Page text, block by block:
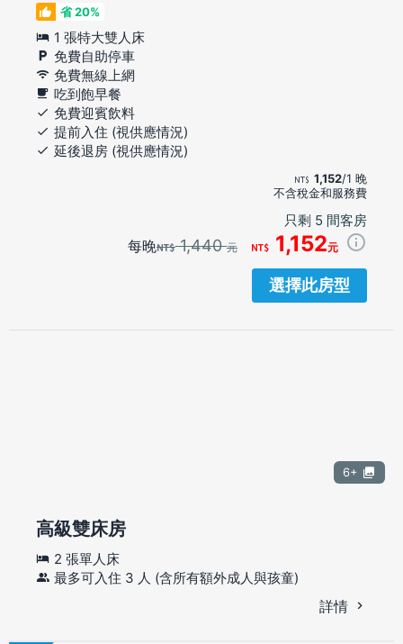
省 20%
1 張特大雙人床
免費自助停車
免費無線上網
吃到飽早餐
免費迎賓飲料
提前入住 (視供應情況)
延後退房 (視供應情況)
1,152/1 晚
不含稅金和服務費
只剩 5 間客房
每晚 1,440元 1,152元
選擇此房型
6+
高級雙床房
2 張單人床
最多可入住 3 人 (含所有額外成人與孩童)
詳情